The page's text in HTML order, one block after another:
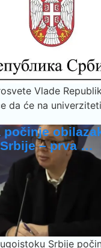
Vlade
da će na
počinje
– prva …
Srbije